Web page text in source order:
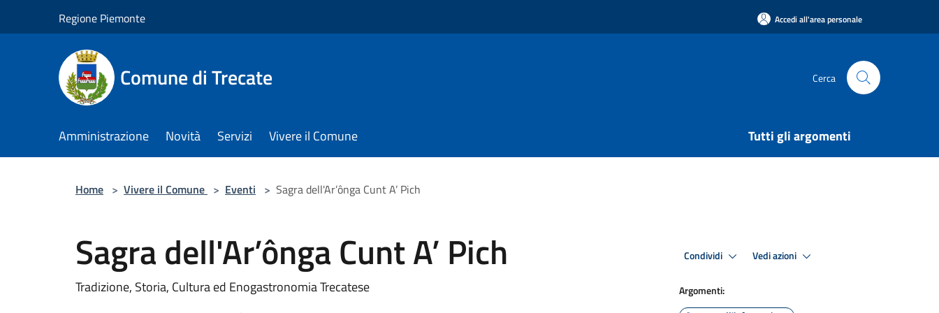
Regione Piemonte Accedi all'area personale
Comune di Trecate Cerca
Amministrazione Novità Servizi Vivere il Comune Tutti gli argomenti
Home > Vivere il Comune > Eventi > Sagra dell'Ar’ônga Cunt A’ Pich
Sagra dell'Ar’ônga Cunt A’ Pich
Tradizione, Storia, Cultura ed Enogastronomia Trecatese
Condividi Vedi azioni
Argomenti: